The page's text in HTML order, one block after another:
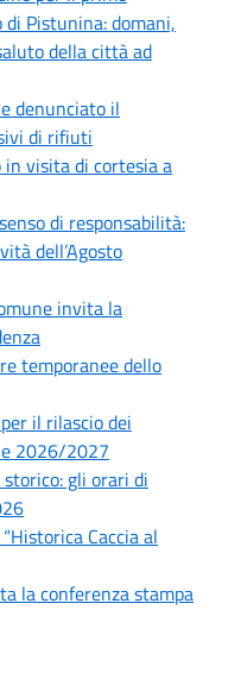
Pistunina: domani,
della città ad
denunciato il
di rifiuti
visita di cortesia a
di responsabilità:
dell’Agosto
invita la
temporanee dello
il rilascio dei
2026/2027
gli orari di
Caccia al
la conferenza stampa